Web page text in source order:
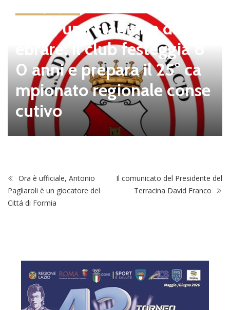
Tolfa, una stagione da cel
ebrare: il club festeggia 8
0 anni e prepara il 25° ca
mpionato regionale conse
cutivo
Ora è ufficiale, Antonio
Pagliaroli è un giocatore del
Cittá di Formia
Il comunicato del Presidente del
Terracina David Franco